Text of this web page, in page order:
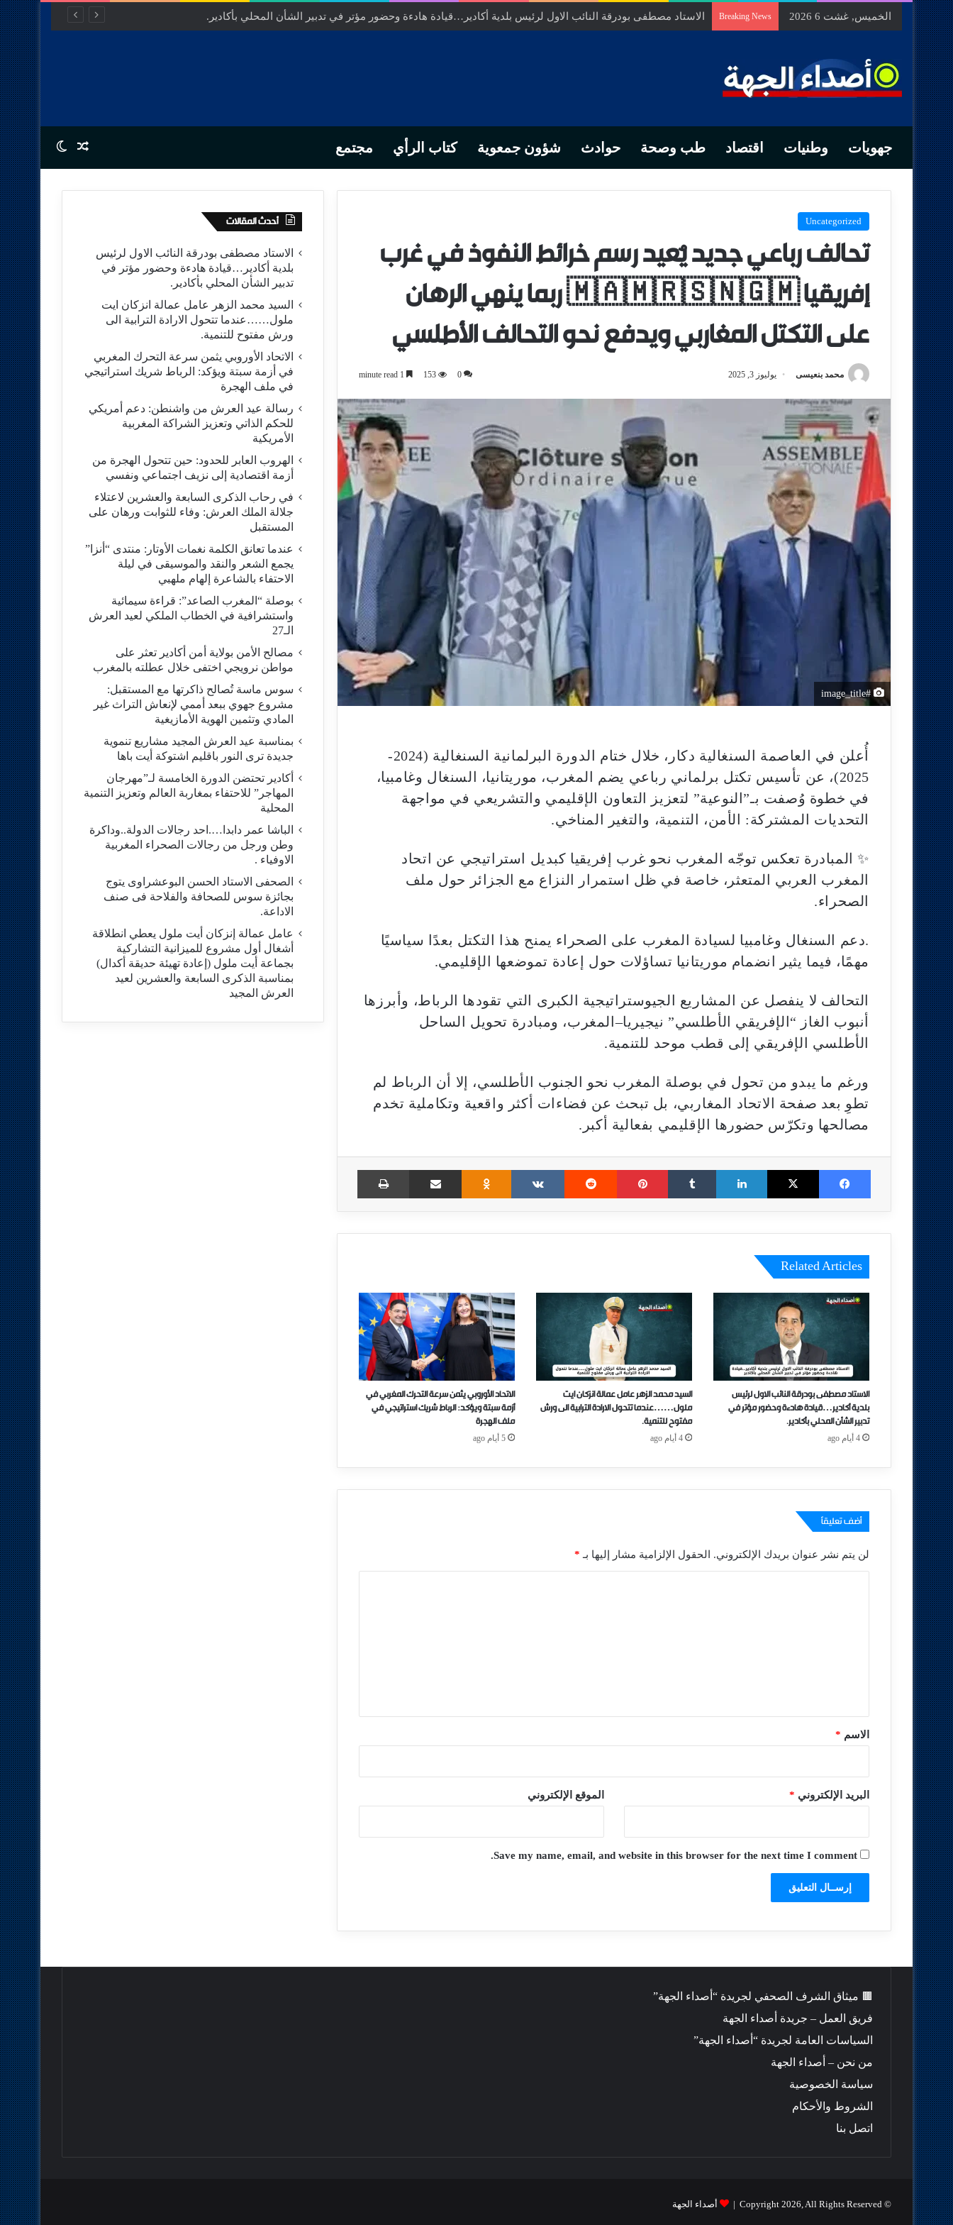
الخميس, غشت 6 2026 Breaking News الاستاد مصطفى بودرقة النائب الاول لرئيس بلدية أكادير…قيادة هادءة وحضور مؤتر في تدبير الشأن المحلي بأكادير.
جهويات وطنيات اقتصاد طب وصحة حوادث شؤون جمعوية كتاب الرأي مجتمع Random Article
Switch skin
Uncategorized
تحالف رباعي جديد يُعيد رسم خرائط النفوذ في غرب
إفريقيا 🇲🇦🇲🇷🇸🇳🇬🇲 ربما ينهي الرهان
على التكتل المغاربي ويدفع نحو التحالف الأطلسي
محمد بنعيسى يوليوز 3, 2025 0
153
#image_title
أُعلن في العاصمة السنغالية دكار، خلال ختام الدورة البرلمانية السنغالية (2024-
2025)، عن تأسيس تكتل برلماني رباعي يضم المغرب، موريتانيا، السنغال وغامبيا،
في خطوة وُصفت بـ”النوعية” لتعزيز التعاون الإقليمي والتشريعي في مواجهة
التحديات المشتركة: الأمن، التنمية، والتغير المناخي.
✨ المبادرة تعكس توجّه المغرب نحو غرب إفريقيا كبديل استراتيجي عن اتحاد
المغرب العربي المتعثر، خاصة في ظل استمرار النزاع مع الجزائر حول ملف
الصحراء.
.دعم السنغال وغامبيا لسيادة المغرب على الصحراء يمنح هذا التكتل بعدًا سياسيًا
مهمًا، فيما يثير انضمام موريتانيا تساؤلات حول إعادة تموضعها الإقليمي.
التحالف لا ينفصل عن المشاريع الجيوستراتيجية الكبرى التي تقودها الرباط، وأبرزها
أنبوب الغاز “الإفريقي الأطلسي” نيجيريا–المغرب، ومبادرة تحويل الساحل
الأطلسي الإفريقي إلى قطب موحد للتنمية.
ورغم ما يبدو من تحول في بوصلة المغرب نحو الجنوب الأطلسي، إلا أن الرباط لم
تطوِ بعد صفحة الاتحاد المغاربي، بل تبحث عن فضاءات أكثر واقعية وتكاملية تخدم
مصالحها وتكرّس حضورها الإقليمي بفعالية أكبر.
Facebook
X
LinkedIn
Tumblr
Pinterest
Reddit
VKontakte
Odnoklassniki
Share via Email
Print
Related Articles
الاستاد مصطفى بودرقة النائب الاول لرئيس
بلدية أكادير…قيادة هادءة وحضور مؤتر في
تدبير الشأن المحلي بأكادير.
4 أيام ago
السيد محمد الزهر عامل عمالة انزكان ايت
ملول……عندما تتحول الارادة الترابية الى ورش
مفتوح للتنمية.
4 أيام ago
الاتحاد الأوروبي يثمن سرعة التحرك المغربي في
أزمة سبتة ويؤكد: الرباط شريك استراتيجي في
ملف الهجرة
5 أيام ago
أضف تعليقاً
لن يتم نشر عنوان بريدك الإلكتروني. الحقول الإلزامية مشار إليها بـ *
*الاسم *
البريد الإلكتروني * الموقع الإلكتروني
Save my name, email, and website in this browser for the next time I comment.
أحدث المقالات
الاستاد مصطفى بودرقة النائب الاول لرئيس
بلدية أكادير…قيادة هادءة وحضور مؤتر في
تدبير الشأن المحلي بأكادير.
السيد محمد الزهر عامل عمالة انزكان ايت
ملول……عندما تتحول الارادة الترابية الى
ورش مفتوح للتنمية.
الاتحاد الأوروبي يثمن سرعة التحرك المغربي
في أزمة سبتة ويؤكد: الرباط شريك استراتيجي
في ملف الهجرة
رسالة عيد العرش من واشنطن: دعم أمريكي
للحكم الذاتي وتعزيز الشراكة المغربية
الأمريكية
​الهروب العابر للحدود: حين تتحول الهجرة من
أزمة اقتصادية إلى نزيف اجتماعي ونفسي
في رحاب الذكرى السابعة والعشرين لاعتلاء
جلالة الملك العرش: وفاء للثوابت ورهان على
المستقبل
​عندما تعانق الكلمة نغمات الأوتار: منتدى “أنزا”
يجمع الشعر والنقد والموسيقى في ليلة
الاحتفاء بالشاعرة إلهام ملهبي
بوصلة “المغرب الصاعد”: قراءة سيمائية
واستشرافية في الخطاب الملكي لعيد العرش
الـ27
مصالح الأمن بولاية أمن أكادير تعثر على
مواطن نرويجي اختفى خلال عطلته بالمغرب
سوس ماسة تُصالح ذاكرتها مع المستقبل:
مشروع جهوي ببعد أممي لإنعاش التراث غير
المادي وتثمين الهوية الأمازيغية
بمناسبة عيد العرش المجيد مشاريع تنموية
جديدة ترى النور باقليم اشتوكة أيت باها
أكادير تحتضن الدورة الخامسة لـ”مهرجان
المهاجر” للاحتفاء بمغاربة العالم وتعزيز التنمية
المحلية
الباشا عمر دابدا….احد رجالات الدولة..وداكرة
وطن ورجل من رجالات الصحراء المغربية
الاوفياء .
الصحفى الاستاد الحسن البوعشراوى يتوج
بجائزة سوس للصحافة والفلاحة فى صنف
الاداعة.
عامل عمالة إنزكان أيت ملول يعطي انطلاقة
أشغال أول مشروع للميزانية التشاركية
بجماعة أيت ملول (إعادة تهيئة حديقة أكدال)
بمناسبة الذكرى السابعة والعشرين لعيد
العرش المجيد
🟫 ميثاق الشرف الصحفي لجريدة “أصداء الجهة”
فريق العمل – جريدة أصداء الجهة
السياسات العامة لجريدة “أصداء الجهة”
من نحن – أصداء الجهة
سياسة الخصوصية
الشروط والأحكام
اتصل بنا
© Copyright 2026, All Rights Reserved | أصداء الجهة